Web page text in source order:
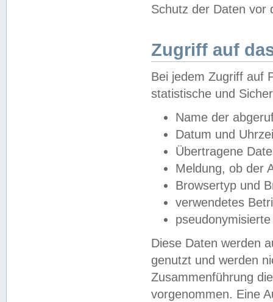
Schutz der Daten vor
Zugriff auf
Bei jedem Zugriff auf
statistische und
Name der
Datum und
Übertragene
Meldung, ob der
Browsertyp und
verwendetes
Diese Daten werden
genutzt und werden
Zusammenführung
vorgenommen. Eine